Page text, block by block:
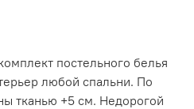
постельного белья
любой спальни. По
тканью +5 см. Недорогой